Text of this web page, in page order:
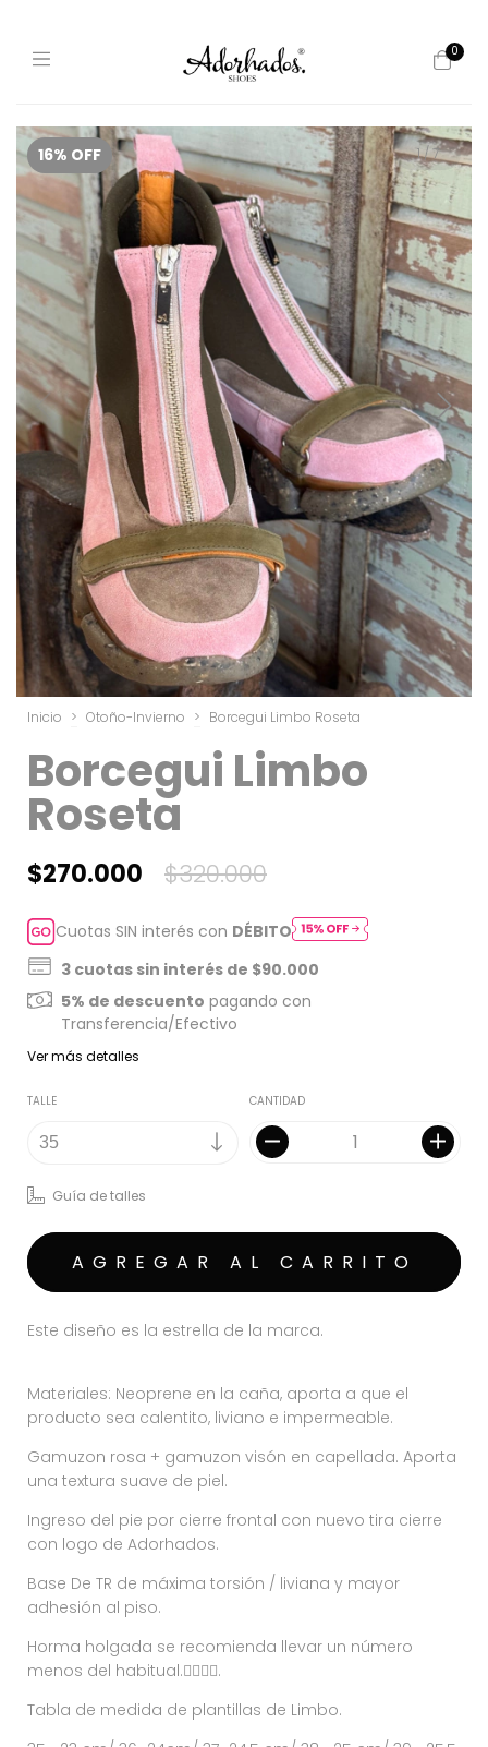
0
16% OFF 1/7
Inicio > Otoño-Invierno > Borcegui Limbo Roseta
Borcegui Limbo
Roseta
$270.000 $320.000
Cuotas SIN interés con DÉBITO
3 cuotas sin interés de $90.000
5% de descuento pagando con
Transferencia/Efectivo
Ver más detalles
TALLE CANTIDAD
Guía de talles
Este diseño es la estrella de la marca.
Materiales: Neoprene en la caña, aporta a que el
producto sea calentito, liviano e impermeable.
Gamuzon rosa + gamuzon visón en capellada. Aporta
una textura suave de piel.
Ingreso del pie por cierre frontal con nuevo tira cierre
con logo de Adorhados.
Base De TR de máxima torsión / liviana y mayor
adhesión al piso.
Horma holgada se recomienda llevar un número
menos del habitual.👇🏻👇🏻.
Tabla de medida de plantillas de Limbo.